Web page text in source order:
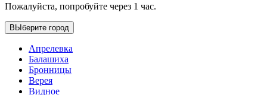
Пожалуйста, попробуйте через 1 час.
ВЫберите город
Апрелевка
Балашиха
Бронницы
Верея
Видное